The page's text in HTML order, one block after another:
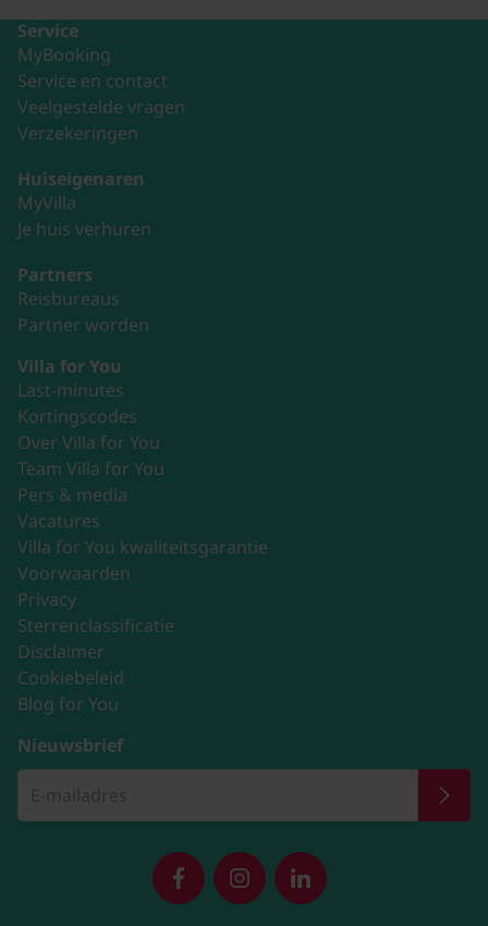
Service
MyBooking
Service en contact
Veelgestelde vragen
Verzekeringen
Huiseigenaren
MyVilla
Je huis verhuren
Partners
Reisbureaus
Partner worden
Villa for You
Last-minutes
Kortingscodes
Over Villa for You
Team Villa for You
Pers & media
Vacatures
Villa for You kwaliteitsgarantie
Voorwaarden
Privacy
Sterrenclassificatie
Disclaimer
Cookiebeleid
Blog for You
Nieuwsbrief